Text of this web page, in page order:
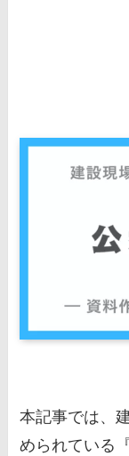
本記事では、
められている